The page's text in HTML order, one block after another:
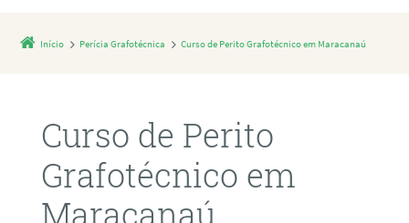
Início Perícia Grafotécnica Curso de Perito Grafotécnico em Maracanaú
Curso de Perito
Grafotécnico em